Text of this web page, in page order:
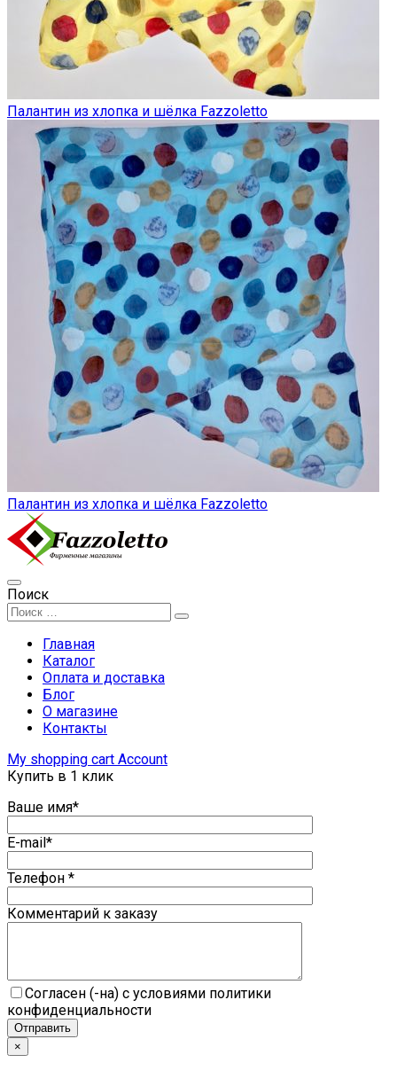
Палантин из хлопка и шёлка Fazzoletto
Палантин из хлопка и шёлка Fazzoletto
Поиск
Главная
Каталог
Оплата и доставка
Блог
О магазине
Контакты
My shopping cart Account
Купить в 1 клик
Ваше имя*
E-mail*
Телефон *
Комментарий к заказу
Согласен (-на) с условиями политики
конфиденциальности
×